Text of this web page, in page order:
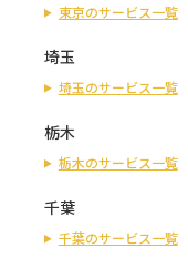
東京のサービス一覧
埼玉
埼玉のサービス一覧
栃木
栃木のサービス一覧
千葉
千葉のサービス一覧